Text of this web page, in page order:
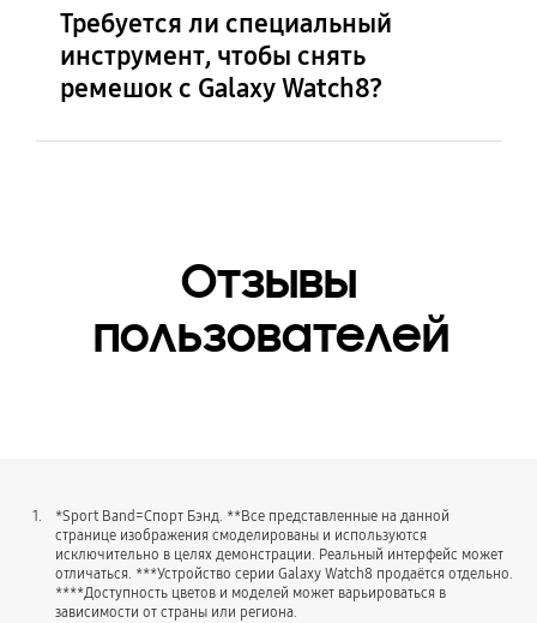
только с Galaxy Watch8 и Galaxy Watch8
Classic. Они несовместимы с Galaxy Watch7,
предыдущими моделями и Galaxy Watch
Ultra. Galaxy Watch Ultra используется
Требуется ли специальный
инструмент, чтобы снять
ремешок с Galaxy Watch8?
Отзывы
пользователей
1.
*Sport Band=Спорт Бэнд. **Все представленные на данной
странице изображения смоделированы и используются
исключительно в целях демонстрации. Реальный интерфейс может
отличаться. ***Устройство серии Galaxy Watch8 продаётся отдельно.
****Доступность цветов и моделей может варьироваться в
зависимости от страны или региона.